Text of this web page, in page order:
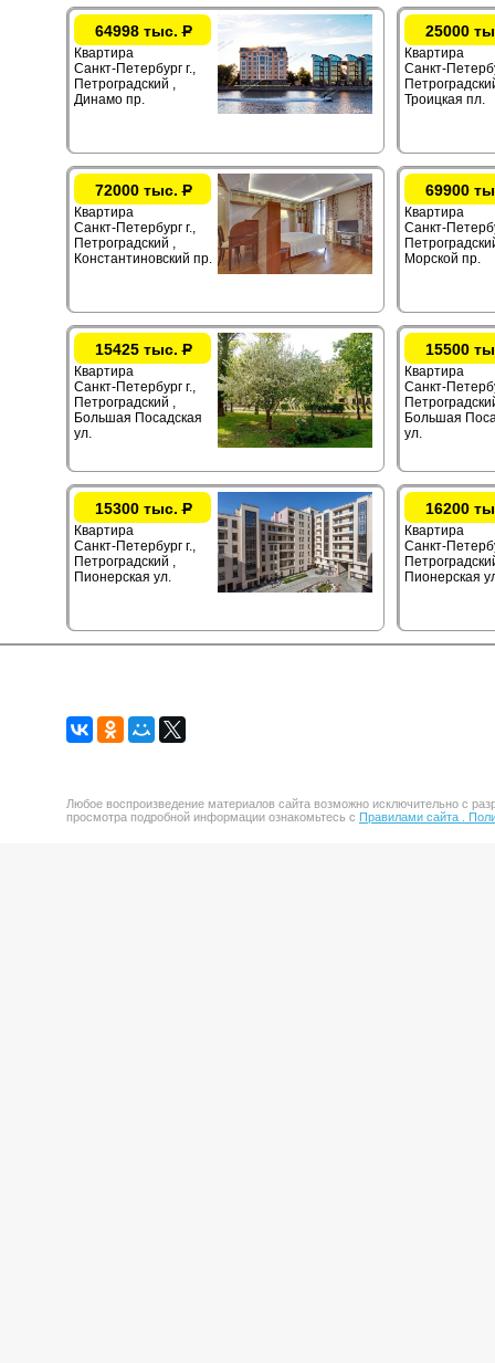
64998 тыс.Р
Квартира
Санкт-Петербург г.,
Петроградский ,
Динамо пр.
25000
Квартира
Санкт-
Троицкая пл.
72000 тыс.Р
Квартира
Санкт-Петербург г.,
Петроградский ,
Константиновский пр.
69900
Квартира
Санкт-
Морской пр.
15425 тыс.Р
Квартира
Санкт-Петербург г.,
Петроградский ,
Большая Посадская
ул.
15500
Квартира
Санкт-
Большая
ул.
15300 тыс.Р
Квартира
Санкт-Петербург г.,
Петроградский ,
Пионерская ул.
16200
Квартира
Санкт-
Пионерская
Любое воспроизведение материалов сайта возможно исключительно с
просмотра подробной информации ознакомьтесь с Правилами сайта .